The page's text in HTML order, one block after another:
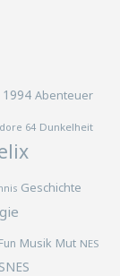
1994 Abenteuer
64 Dunkelheit
Geschichte
Musik Mut NES
SNES